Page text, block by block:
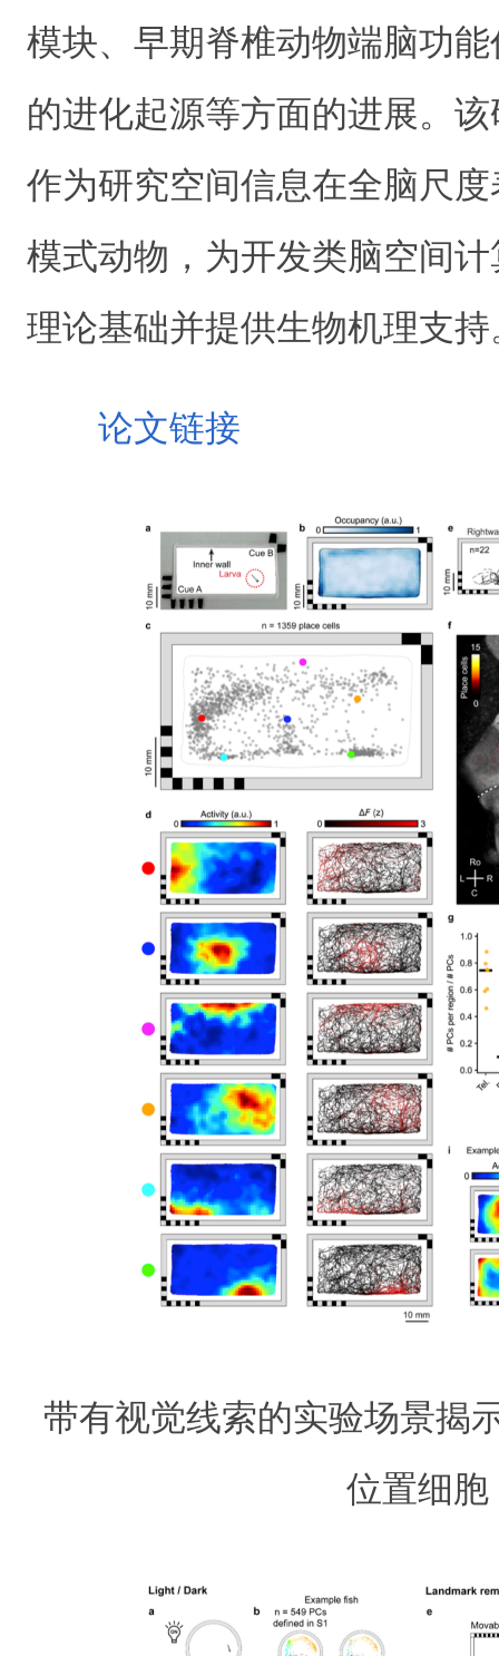
模块、早期脊椎动物端脑功
的进化起源等方面的进展。
作为研究空间信息在全脑尺
模式动物，为开发类脑空间
理论基础并提供生物机理支持
论文链接
带有视觉线索的实验场景揭
位置细胞